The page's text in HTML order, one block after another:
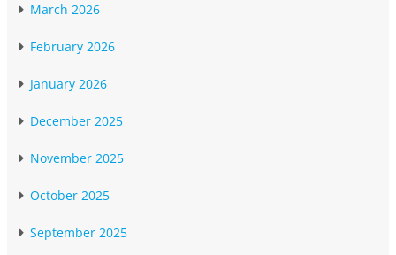
March 2026
February 2026
January 2026
December 2025
November 2025
October 2025
September 2025